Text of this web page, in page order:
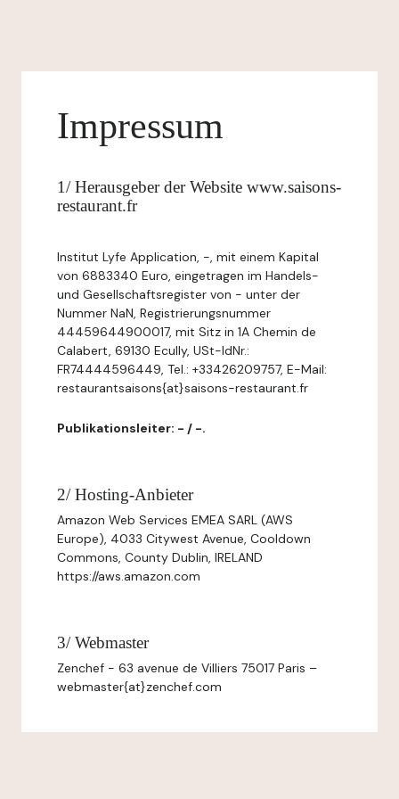
Impressum
1/ Herausgeber der Website www.saisons-
restaurant.fr
Institut Lyfe Application, -, mit einem Kapital
von 6883340 Euro, eingetragen im Handels-
und Gesellschaftsregister von - unter der
Nummer NaN, Registrierungsnummer
44459644900017, mit Sitz in 1A Chemin de
Calabert, 69130 Ecully, USt-IdNr.:
FR74444596449, Tel.: +33426209757, E-Mail:
restaurantsaisons{at}saisons-restaurant.fr
Publikationsleiter: - / -.
2/ Hosting-Anbieter
Amazon Web Services EMEA SARL (AWS
Europe), 4033 Citywest Avenue, Cooldown
Commons, County Dublin, IRELAND
https://aws.amazon.com
3/ Webmaster
Zenchef - 63 avenue de Villiers 75017 Paris –
webmaster{at}zenchef.com